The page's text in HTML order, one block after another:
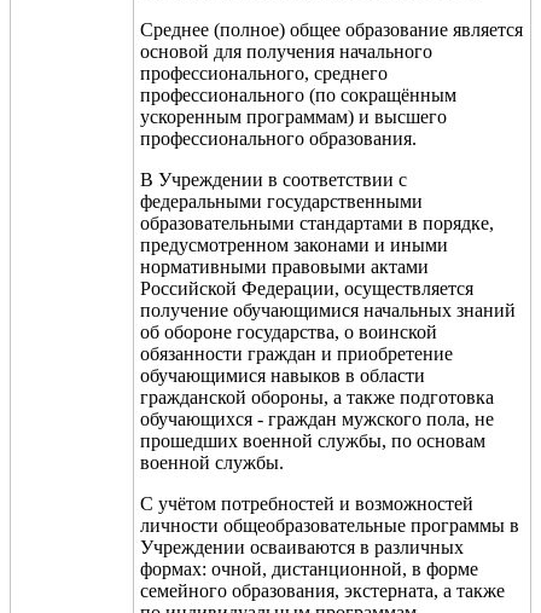
Среднее (полное) общее образование является
основой для получения начального
профессионального, среднего
профессионального (по сокращённым
ускоренным программам) и высшего
профессионального образования.
В Учреждении в соответствии с
федеральными государственными
образовательными стандартами в порядке,
предусмотренном законами и иными
нормативными правовыми актами
Российской Федерации, осуществляется
получение обучающимися начальных знаний
об обороне государства, о воинской
обязанности граждан и приобретение
обучающимися навыков в области
гражданской обороны, а также подготовка
обучающихся - граждан мужского пола, не
прошедших военной службы, по основам
военной службы.
С учётом потребностей и возможностей
личности общеобразовательные программы в
Учреждении осваиваются в различных
формах: очной, дистанционной, в форме
семейного образования, экстерната, а также